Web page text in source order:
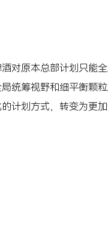
原本总部计划只能
统筹视野和细平衡颗
计划方式，转变为更